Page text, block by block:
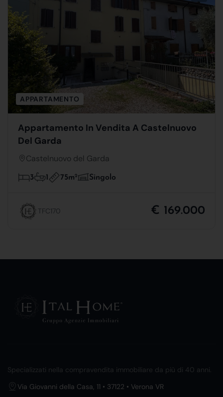
APPARTAMENTO
Appartamento In Vendita A Castelnuovo
Del Garda
Castelnuovo del Garda
3 1 75m2 Singolo
TFC170 € 169.000
Specializzati nella compravendita immobiliare da più di 40 anni.
Via Giovanni della Casa, 11 • 37122 • Verona VR